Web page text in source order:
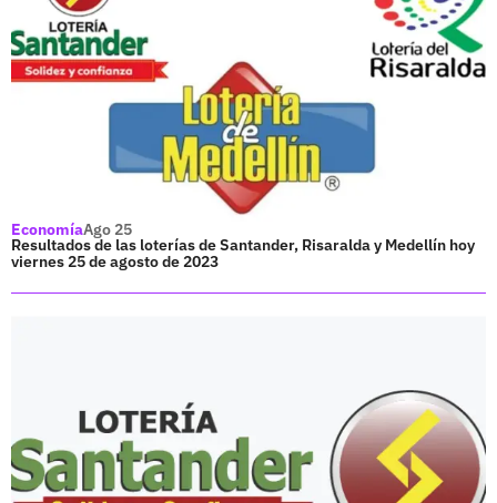
EconomíaAgo 25
Resultados de las loterías de Santander, Risaralda y Medellín hoy
viernes 25 de agosto de 2023